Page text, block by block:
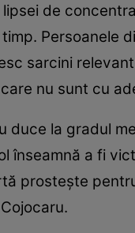
de
Persoanele
sarcini
nu sunt cu
duce la gradul
înseamnă a fi
prostește